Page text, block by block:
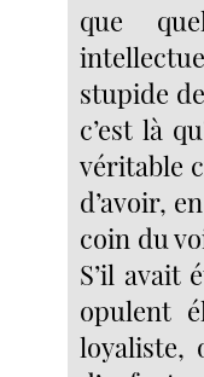
que
stupide
c’est là
véritable
d’avoir,
coin du
S’il avait
opulent
loyaliste,